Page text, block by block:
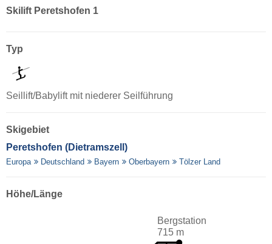
Skilift Peretshofen 1
Typ
Seillift/Babylift mit niederer Seilführung
Skigebiet
Peretshofen (Dietramszell)
Europa Deutschland Bayern Oberbayern Tölzer Land
Höhe/Länge
Bergstation
715 m